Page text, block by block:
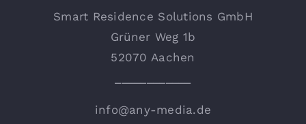
Smart Residence Solutions GmbH
Grüner Weg 1b
52070 Aachen
info@any-media.de